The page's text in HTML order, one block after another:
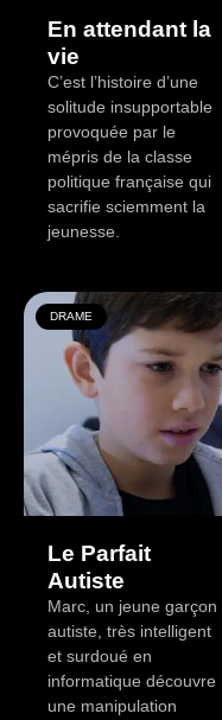
En attendant la
vie
C’est l’histoire d’une
solitude insupportable
provoquée par le
mépris de la classe
politique française qui
sacrifie sciemment la
jeunesse.
DRAME
Le Parfait
Autiste
Marc, un jeune garçon
autiste, très intelligent
et surdoué en
informatique découvre
une manipulation